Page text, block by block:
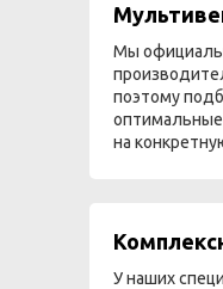
Мы
поэтому
на
У наших